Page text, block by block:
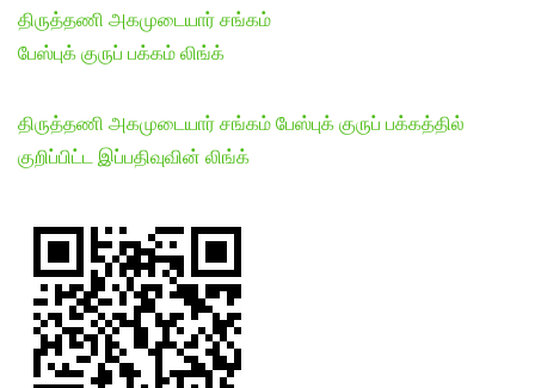
திருத்தணி அகமுடையார் சங்கம்
பேஸ்புக் குருப் பக்கம் லிங்க்
திருத்தணி அகமுடையார் சங்கம் பேஸ்புக் குருப் பக்கத்தில்
குறிப்பிட்ட இப்பதிவுவின் லிங்க்